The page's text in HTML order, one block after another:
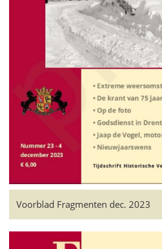
Voorblad Fragmenten dec. 2023